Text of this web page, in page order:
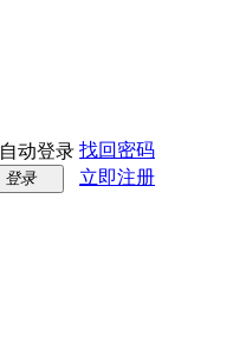
自动登录 找回密码
登录
立即注册